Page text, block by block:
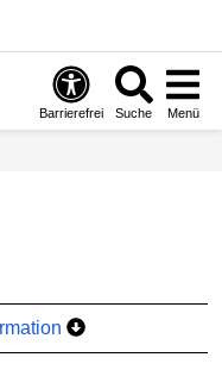
Barrierefrei Suche Menü